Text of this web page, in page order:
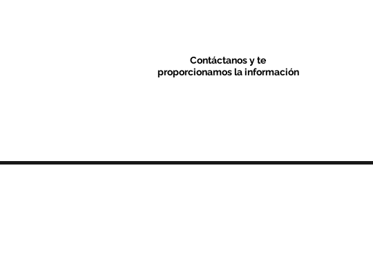
Contáctanos y te
proporcionamos la información